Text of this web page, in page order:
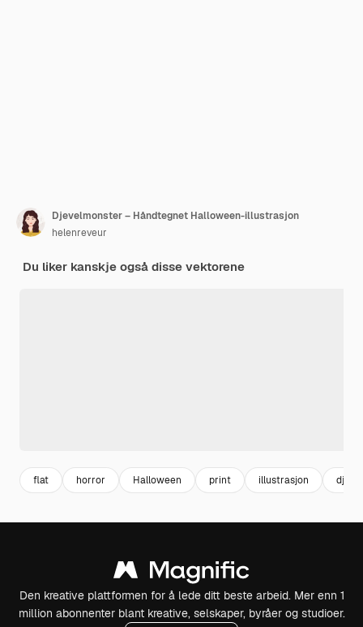
Djevelmonster – Håndtegnet Halloween-illustrasjon
helenreveur
Du liker kanskje også disse vektorene
flat horror Halloween print illustrasjon djevel
Den kreative plattformen for å lede ditt beste arbeid. Mer enn 1
million abonnenter blant kreative, selskaper, byråer og studioer.